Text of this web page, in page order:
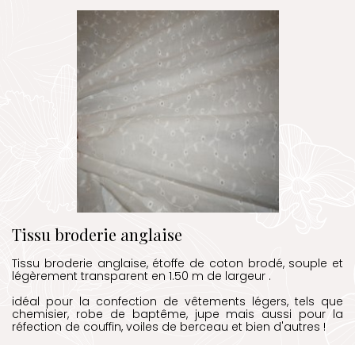
Tissu broderie anglaise
Tissu broderie anglaise, étoffe de coton brodé, souple et
légèrement transparent en 1.50 m de largeur .
idéal pour la confection de vêtements légers, tels que
chemisier, robe de baptême, jupe mais aussi pour la
réfection de couffin, voiles de berceau et bien d'autres !